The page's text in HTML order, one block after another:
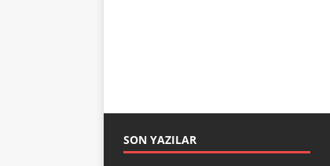
SON YAZILAR